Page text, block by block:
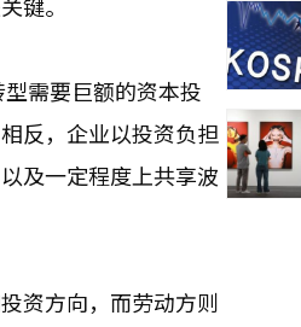
需要巨额的资本投
反，企业以投资负担
及一定程度上共享波
资方向，而劳动方则